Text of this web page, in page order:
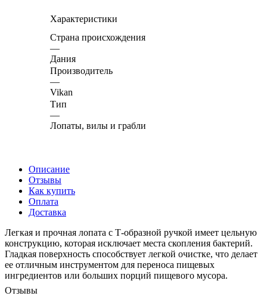
Характеристики
Страна происхождения
—
Дания
Производитель
—
Vikan
Тип
—
Лопаты, вилы и грабли
Описание
Отзывы
Как купить
Оплата
Доставка
Легкая и прочная лопата с Т-образной ручкой имеет цельную
конструкцию, которая исключает места скопления бактерий.
Гладкая поверхность способствует легкой очистке, что делает
ее отличным инструментом для переноса пищевых
ингредиентов или больших порций пищевого мусора.
Отзывы